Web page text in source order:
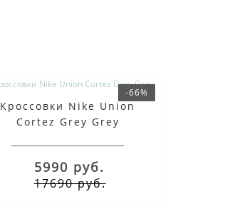
-66%
Кроссовки Nike Union
Cortez Grey Grey
5990 руб.
17690 руб.